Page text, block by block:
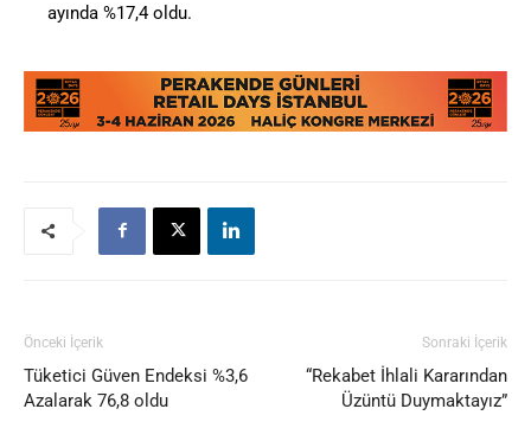
ayında %17,4 oldu.
Önceki İçerik
Tüketici Güven Endeksi %3,6
Azalarak 76,8 oldu
Sonraki İçerik
“Rekabet İhlali Kararından
Üzüntü Duymaktayız”